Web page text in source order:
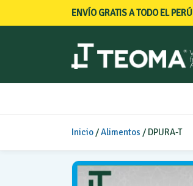
ENVÍO GRATIS A TODO EL PERÚ
Inicio /Alimentos / DPURA-T